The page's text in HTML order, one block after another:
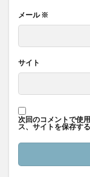
メール※
サイト
次回のコメントで使
ス、サイトを保存する